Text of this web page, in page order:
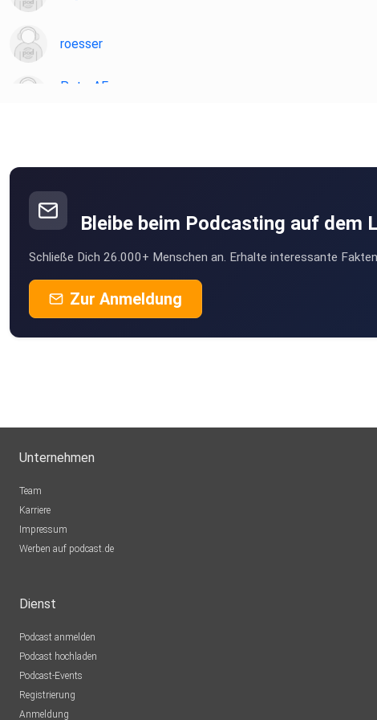
roesser
PeterAF
ghospach
Karlsruhe
Felix1928
Düsseldorf
MSWMGPodcast
Bleibe beim Podcasting auf dem
Schließe Dich 26.000+ Menschen an. Erhalte interessante
Zur Anmeldung
Unternehmen
Team
Karriere
Impressum
Werben auf podcast.de
Dienst
Podcast anmelden
Podcast hochladen
Podcast-Events
Registrierung
Anmeldung